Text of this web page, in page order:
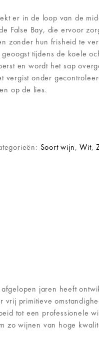
er in de loop van de
False Bay, die ervoor
zonder hun frisheid te
tijdens de koele
en wordt het sap
vergist onder
op de lies.
Soort wijn,Wit,
jaren heeft
primitieve
tot een professionele
zo wijnen van hoge